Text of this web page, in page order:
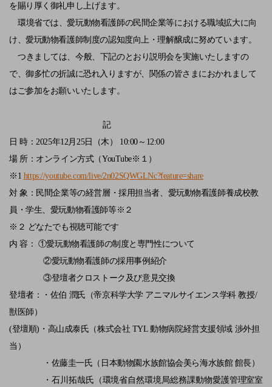
を賜り厚く御礼申し上げます。
環境省では、愛玩動物看護師の民間企業等における職域拡大に向
け、愛玩動物看護師制度の認知度向上・理解醸成に努めています。
つきましては、今般、下記のとおり説明会を実施いたしますの
で、御多忙の折誠に恐れ入りますが、関係の皆さまにおかれまして
はご参加をお願いいたします。
記
日 時：2025年12月25日（木） 10:00 ～ 12:00
場 所：オンライン方式（YouTube※１）
※ 1 https://youtube.com/live/2n02SQWGLNc?feature=share
対 象：民間企業等の経営層・採用担当者、愛玩動物看護師養成校教
員・学生、愛玩動物看護師等※２
※２ どなたでも視聴可能です
内 容： ①愛玩動物看護師の制度と専門性について
②愛玩動物看護師の採用事例紹介
③登壇者クロストーク及び意見交換
登壇者：・佐伯 潤氏（帝京科学大学 アニマルサイエンス学科 教授/
獣医師）
(登壇順) ・高山成泰氏（株式会社 TYL動物病院経営支援領域 渉外担
当）
・佐藤圭一氏（日本動物園水族館協会美ら海水族館 館長）
・石川拓哉氏（環境省自然環境局総務課動物愛護管理室室